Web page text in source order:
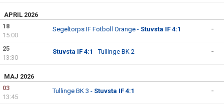
APRIL 2026
18
15:00
Segeltorps IF Fotboll Orange - Stuvsta IF 4:1 -
25
13:30
Stuvsta IF 4:1 - Tullinge BK 2 -
MAJ 2026
03
13:45
Tullinge BK 3 - Stuvsta IF 4:1 -